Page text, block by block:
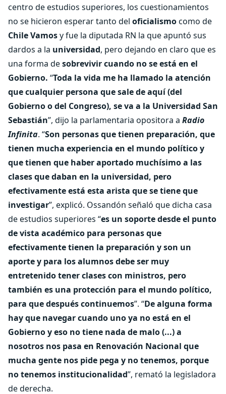
centro de estudios superiores, los cuestionamientos
no se hicieron esperar tanto del oficialismocomo de
Chile Vamosy fue la diputada RN la que apuntó sus
dardos a la universidad, pero dejando en claro que es
una forma desobrevivir cuando no se está en el
Gobierno. “Toda la vida me ha llamado la atención
que cualquier persona que sale de aquí (del
Gobierno o del Congreso), se va a la Universidad San
Sebastián”, dijo la parlamentaria opositora a Radio
Infinita. “Son personas que tienen preparación, que
tienen mucha experiencia en el mundo político y
que tienen que haber aportado muchísimo a las
clases que daban en la universidad, pero
efectivamente está esta arista que se tiene que
investigar”, explicó. Ossandón señaló que dicha casa
de estudios superiores “es un soporte desde el punto
de vista académico para personas que
efectivamente tienen la preparación y son un
aporte y para los alumnos debe ser muy
entretenido tener clases con ministros, pero
también es una protección para el mundo político,
para que después continuemos”. “De alguna forma
hay que navegar cuando uno ya no está en el
Gobierno y eso no tiene nada de malo (...) a
nosotros nos pasa en Renovación Nacional que
mucha gente nos pide pega y no tenemos, porque
no tenemos institucionalidad”, remató la legisladora
de derecha.